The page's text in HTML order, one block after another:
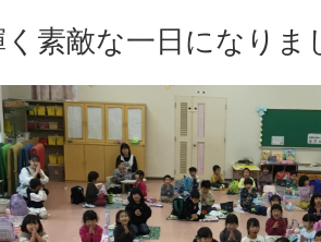
素敵な一日になりま